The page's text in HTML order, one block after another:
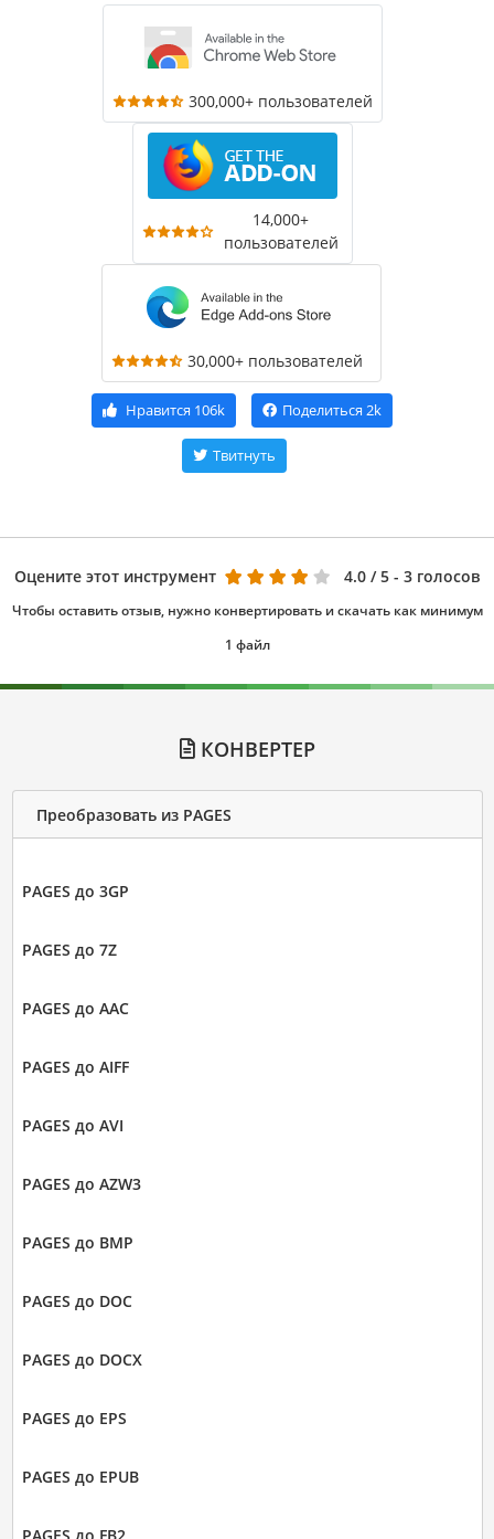
300,000+ пользователей
14,000+
пользователей
30,000+ пользователей
Нравится 106k Поделиться 2k
Твитнуть
Оцените этот инструмент 4.0 / 5 - 3 голосов
Чтобы оставить отзыв, нужно конвертировать и скачать как минимум
1 файл
КОНВЕРТЕР
Преобразовать из PAGES
PAGES до 3GP
PAGES до 7Z
PAGES до AAC
PAGES до AIFF
PAGES до AVI
PAGES до AZW3
PAGES до BMP
PAGES до DOC
PAGES до DOCX
PAGES до EPS
PAGES до EPUB